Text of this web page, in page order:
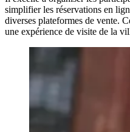
simplifier les réservations en
diverses plateformes de vente.
une expérience de visite de la